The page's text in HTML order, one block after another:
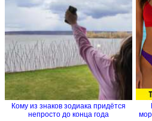
Кому из знаков зодиака придётся
непросто до конца года